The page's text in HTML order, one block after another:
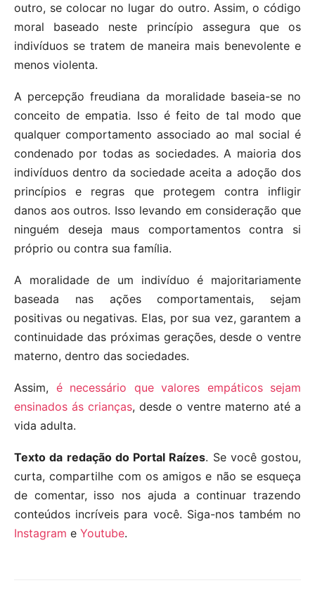
outro, se colocar no lugar do outro. Assim, o código
moral baseado neste princípio assegura que os
indivíduos se tratem de maneira mais benevolente e
menos violenta.
A percepção freudiana da moralidade baseia-se no
conceito de empatia. Isso é feito de tal modo que
qualquer comportamento associado ao mal social é
condenado por todas as sociedades. A maioria dos
indivíduos dentro da sociedade aceita a adoção dos
princípios e regras que protegem contra infligir
danos aos outros. Isso levando em consideração que
ninguém deseja maus comportamentos contra si
próprio ou contra sua família.
A moralidade de um indivíduo é majoritariamente
baseada nas ações comportamentais, sejam
positivas ou negativas. Elas, por sua vez, garantem a
continuidade das próximas gerações, desde o ventre
materno, dentro das sociedades.
Assim, é necessário que valores empáticos sejam
ensinados ás crianças, desde o ventre materno até a
vida adulta.
Texto da redação do Portal Raízes. Se você gostou,
curta, compartilhe com os amigos e não se esqueça
de comentar, isso nos ajuda a continuar trazendo
conteúdos incríveis para você. Siga-nos também no
Instagram e Youtube.